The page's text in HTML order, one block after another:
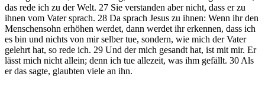
das rede ich zu der Welt. 27 Sie verstanden aber nicht, dass er zu
ihnen vom Vater sprach. 28 Da sprach Jesus zu ihnen: Wenn ihr den
Menschensohn erhöhen werdet, dann werdet ihr erkennen, dass ich
es bin und nichts von mir selber tue, sondern, wie mich der Vater
gelehrt hat, so rede ich. 29 Und der mich gesandt hat, ist mit mir. Er
lässt mich nicht allein; denn ich tue allezeit, was ihm gefällt. 30 Als
er das sagte, glaubten viele an ihn.